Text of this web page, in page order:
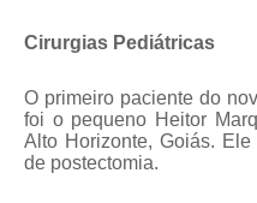
Cirurgias Pediátricas
O primeiro paciente do
foi o pequeno Heitor
Alto Horizonte, Goiás.
de postectomia.